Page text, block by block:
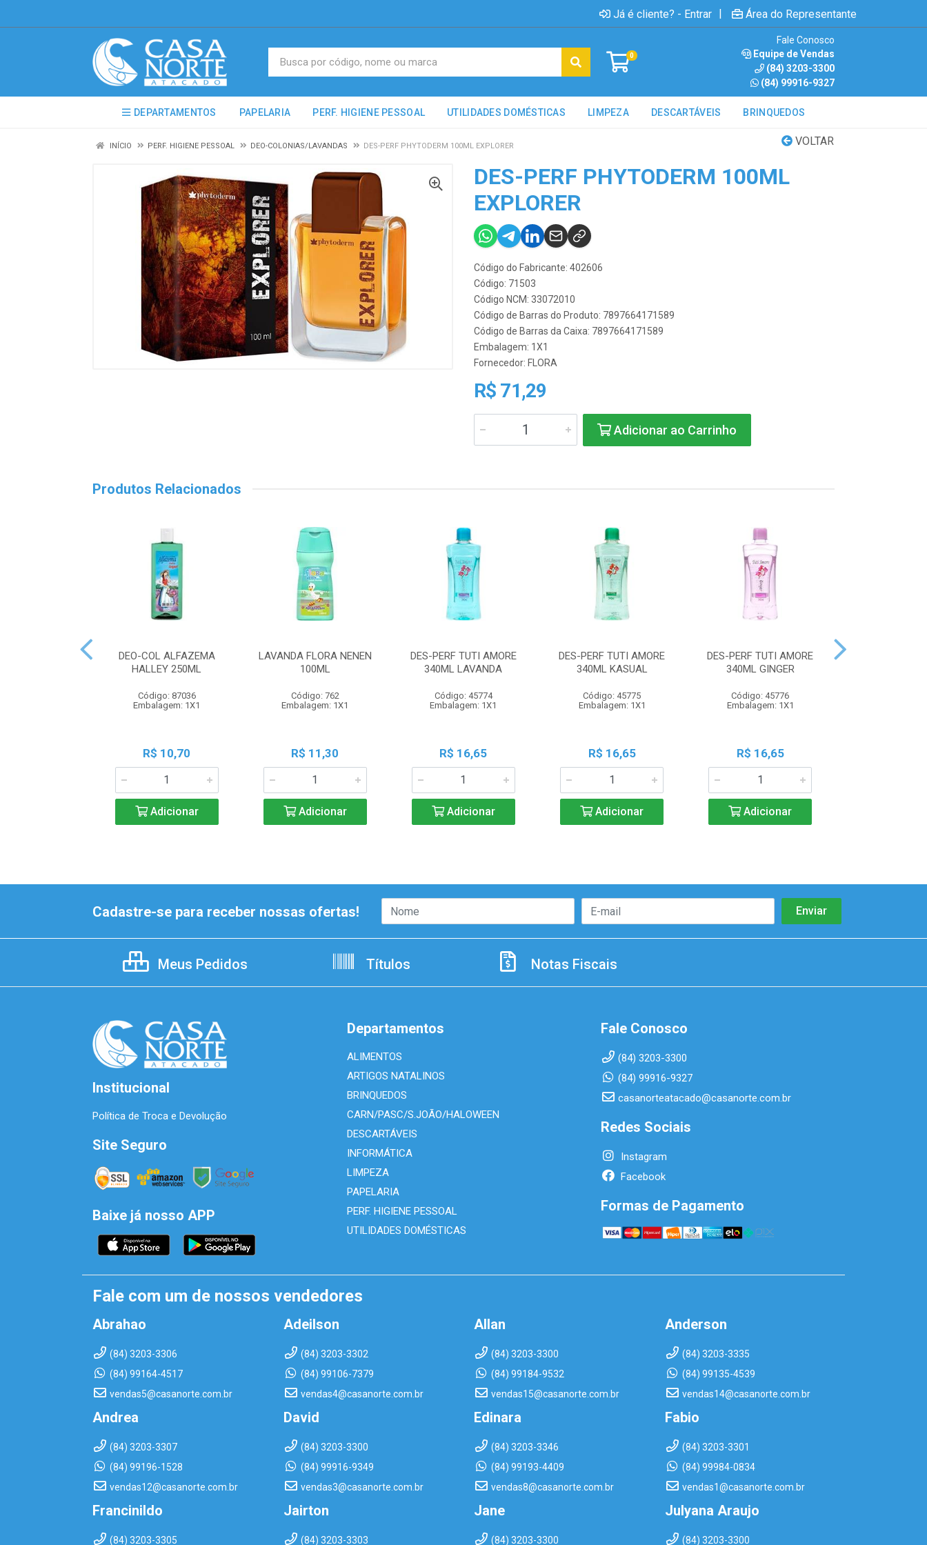
Já é cliente? - Entrar | Área do Representante
0
Fale Conosco
Equipe de Vendas
(84) 3203-3300
(84) 99916-9327
DEPARTAMENTOS PAPELARIA PERF. HIGIENE PESSOAL UTILIDADES DOMÉSTICAS LIMPEZA DESCARTÁVEIS BRINQUEDOS
VOLTAR
INÍCIO PERF. HIGIENE PESSOAL DEO-COLONIAS/LAVANDAS DES-PERF PHYTODERM 100ML EXPLORER
DES-PERF PHYTODERM 100ML
EXPLORER
Código do Fabricante: 402606
Código: 71503
Código NCM: 33072010
Código de Barras do Produto: 7897664171589
Código de Barras da Caixa: 7897664171589
Embalagem: 1X1
Fornecedor: FLORA
R$ 71,29
Adicionar ao Carrinho
Produtos Relacionados
DEO-COL ALFAZEMA
HALLEY 250ML
Código: 87036
Embalagem: 1X1
R$ 10,70
Adicionar
LAVANDA FLORA NENEN
100ML
Código: 762
Embalagem: 1X1
R$ 11,30
Adicionar
DES-PERF TUTI AMORE
340ML LAVANDA
Código: 45774
Embalagem: 1X1
R$ 16,65
Adicionar
DES-PERF TUTI AMORE
340ML KASUAL
Código: 45775
Embalagem: 1X1
R$ 16,65
Adicionar
DES-PERF TUTI AMORE
340ML GINGER
Código: 45776
Embalagem: 1X1
R$ 16,65
Adicionar
Cadastre-se para receber nossas ofertas!
Meus Pedidos Títulos Notas Fiscais
Institucional
Política de Troca e Devolução
Site Seguro
Baixe já nosso APP
Departamentos
ALIMENTOS
ARTIGOS NATALINOS
BRINQUEDOS
CARN/PASC/S.JOÃO/HALOWEEN
DESCARTÁVEIS
INFORMÁTICA
LIMPEZA
PAPELARIA
PERF. HIGIENE PESSOAL
UTILIDADES DOMÉSTICAS
Fale Conosco
(84) 3203-3300
(84) 99916-9327
casanorteatacado@casanorte.com.br
Redes Sociais
Instagram
Facebook
Formas de Pagamento
Fale com um de nossos vendedores
Abrahao
(84) 3203-3306
(84) 99164-4517
vendas5@casanorte.com.br
Adeilson
(84) 3203-3302
(84) 99106-7379
vendas4@casanorte.com.br
Allan
(84) 3203-3300
(84) 99184-9532
vendas15@casanorte.com.br
Anderson
(84) 3203-3335
(84) 99135-4539
vendas14@casanorte.com.br
Andrea
(84) 3203-3307
(84) 99196-1528
vendas12@casanorte.com.br
David
(84) 3203-3300
(84) 99916-9349
vendas3@casanorte.com.br
Edinara
(84) 3203-3346
(84) 99193-4409
vendas8@casanorte.com.br
Fabio
(84) 3203-3301
(84) 99984-0834
vendas1@casanorte.com.br
Francinildo
(84) 3203-3305
Jairton
(84) 3203-3303
Jane
(84) 3203-3300
Julyana Araujo
(84) 3203-3300